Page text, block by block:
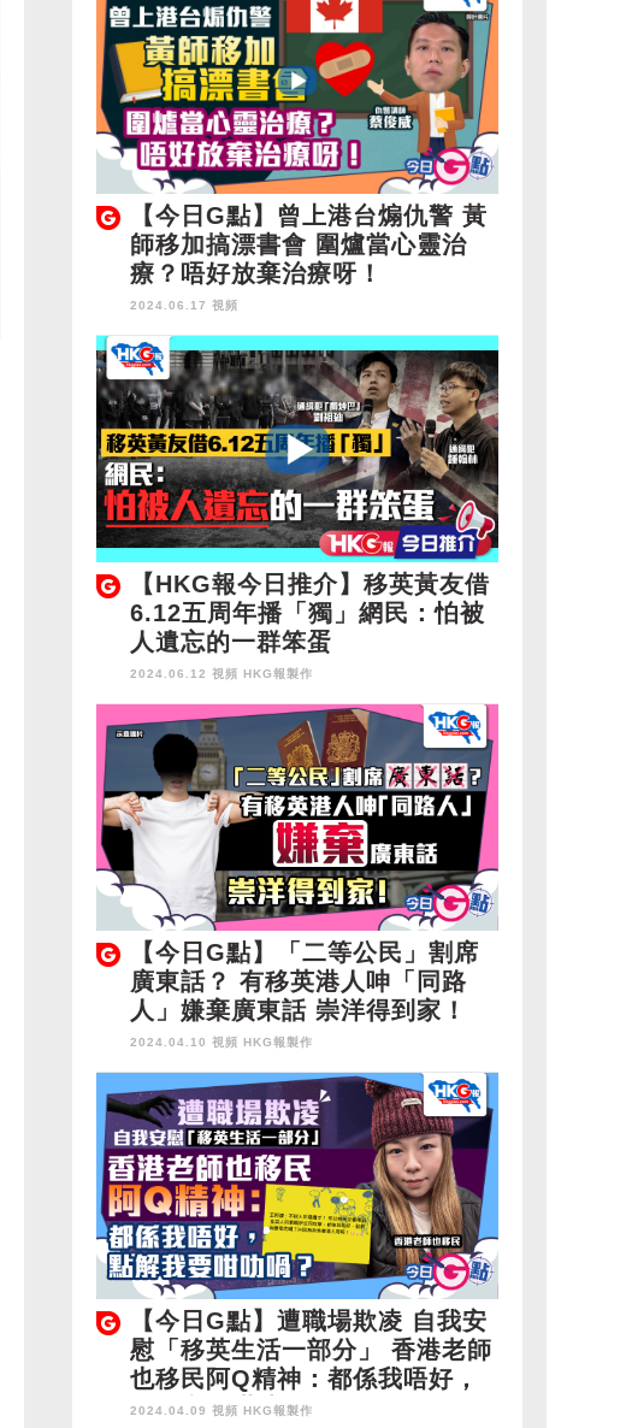
【今日G點】曾上港台煽仇警 黃
師移加搞漂書會 圍爐當心靈治
療？唔好放棄治療呀！
2024.06.17 視頻
【HKG報今日推介】移英黃友借
6.12五周年播「獨」網民：怕被
人遺忘的一群笨蛋
2024.06.12 視頻 HKG報製作
【今日G點】「二等公民」割席
廣東話？ 有移英港人呻「同路
人」嫌棄廣東話 崇洋得到家！
2024.04.10 視頻 HKG報製作
【今日G點】遭職場欺凌 自我安
慰「移英生活一部分」 香港老師
也移民阿Q精神：都係我唔好，
點解我要咁叻喎？
2024.04.09 視頻 HKG報製作